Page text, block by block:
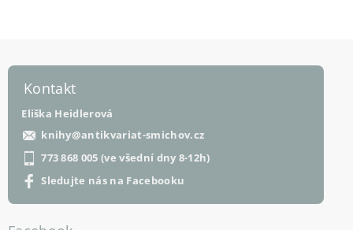
Kontakt
Eliška Heidlerová
knihy@antikvariat-smichov.cz
773 868 005 (ve všední dny 8-12h)
Sledujte nás na Facebooku